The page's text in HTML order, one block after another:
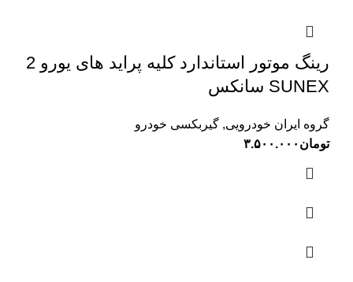
رینگ موتور استاندارد کلیه پراید های یورو 2
SUNEX سانکس
گروه ایران خودرویی, گیربکسی خودرو
تومان ۳.۵۰۰.۰۰۰